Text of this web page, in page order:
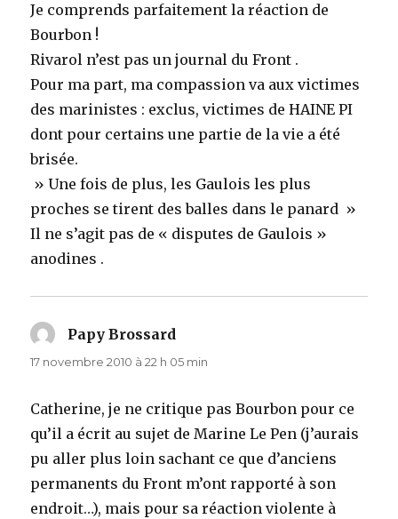
Je comprends parfaitement la réaction de
Bourbon !
Rivarol n’est pas un journal du Front .
Pour ma part, ma compassion va aux victimes
des marinistes : exclus, victimes de HAINE PI
dont pour certains une partie de la vie a été
brisée.
» Une fois de plus, les Gaulois les plus
proches se tirent des balles dans le panard »
Il ne s’agit pas de « disputes de Gaulois »
anodines .
Papy Brossard
17 novembre 2010 à 22 h 05 min
Catherine, je ne critique pas Bourbon pour ce
qu’il a écrit au sujet de Marine Le Pen (j’aurais
pu aller plus loin sachant ce que d’anciens
permanents du Front m’ont rapporté à son
endroit…), mais pour sa réaction violente à